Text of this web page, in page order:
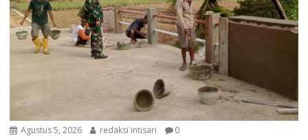
Agustus 5, 2026 redaksi intisari 0